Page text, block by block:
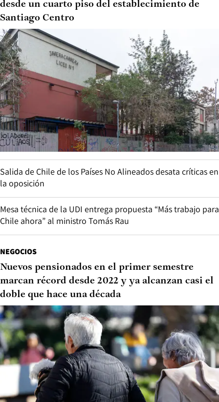
desde un cuarto piso del establecimiento de
Santiago Centro
Salida de Chile de los Países No Alineados desata críticas en
la oposición
Mesa técnica de la UDI entrega propuesta “Más trabajo para
Chile ahora” al ministro Tomás Rau
NEGOCIOS
Nuevos pensionados en el primer semestre
marcan récord desde 2022 y ya alcanzan casi el
doble que hace una década